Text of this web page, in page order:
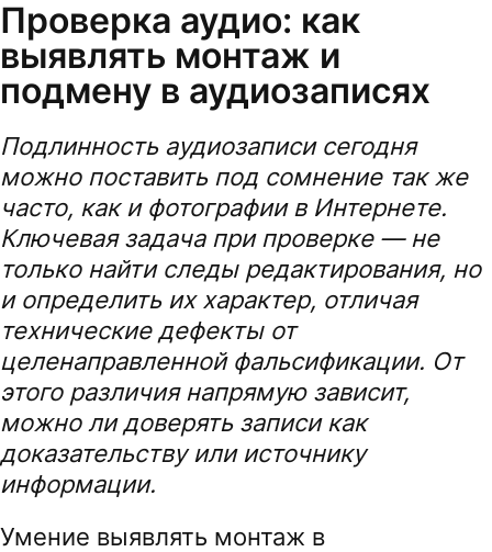
Проверка аудио: как
выявлять монтаж и
подмену в аудиозаписях
Подлинность аудиозаписи сегодня
можно поставить под сомнение так же
часто, как и фотографии в Интернете.
Ключевая задача при проверке — не
только найти следы редактирования, но
и определить их характер, отличая
технические дефекты от
целенаправленной фальсификации. От
этого различия напрямую зависит,
можно ли доверять записи как
доказательству или источнику
информации.
Умение выявлять монтаж в